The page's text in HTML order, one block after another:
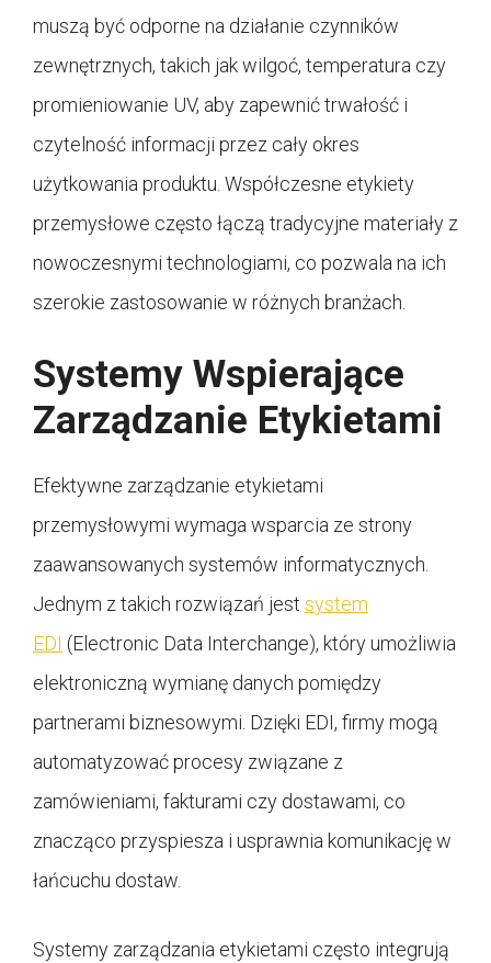
muszą być odporne na działanie czynników
zewnętrznych, takich jak wilgoć, temperatura czy
promieniowanie UV, aby zapewnić trwałość i
czytelność informacji przez cały okres
użytkowania produktu. Współczesne etykiety
przemysłowe często łączą tradycyjne materiały z
nowoczesnymi technologiami, co pozwala na ich
szerokie zastosowanie w różnych branżach.
Systemy Wspierające
Zarządzanie Etykietami
Efektywne zarządzanie etykietami
przemysłowymi wymaga wsparcia ze strony
zaawansowanych systemów informatycznych.
Jednym z takich rozwiązań jest system
EDI (Electronic Data Interchange), który umożliwia
elektroniczną wymianę danych pomiędzy
partnerami biznesowymi. Dzięki EDI, firmy mogą
automatyzować procesy związane z
zamówieniami, fakturami czy dostawami, co
znacząco przyspiesza i usprawnia komunikację w
łańcuchu dostaw.
Systemy zarządzania etykietami często integrują